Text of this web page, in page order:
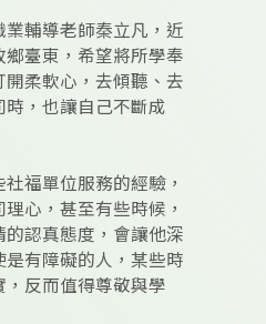
輔導老師秦立凡，近
臺東，希望將所學奉
柔軟心，去傾聽、去
，也讓自己不斷成
福單位服務的經驗，
心，甚至有些時候，
認真態度，會讓他深
有障礙的人，某些時
反而值得尊敬與學